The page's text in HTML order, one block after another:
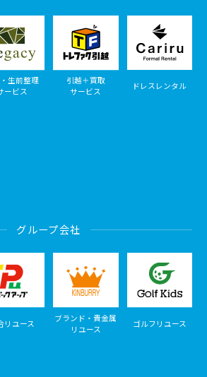
生前整理
ービス
引越＋買取
サービス
ドレスレンタル
グループ会社
リユース
ブランド・貴金属
リユース
ゴルフリユース